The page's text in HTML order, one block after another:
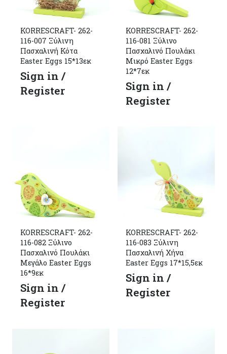
KORRESCRAFT- 262-
116-007 Ξύλινη
Πασχαλινή Κότα
Easter Eggs 15*13εκ
Sign in /
Register
KORRESCRAFT- 262-
116-081 Ξύλινο
Πασχαλινό Πουλάκι
Μικρό Easter Eggs
12*7εκ
Sign in /
Register
KORRESCRAFT- 262-
116-082 Ξύλινο
Πασχαλινό Πουλάκι
Μεγάλο Easter Eggs
16*9εκ
Sign in /
Register
KORRESCRAFT- 262-
116-083 Ξύλινη
Πασχαλινή Χήνα
Easter Eggs 17*15,5εκ
Sign in /
Register